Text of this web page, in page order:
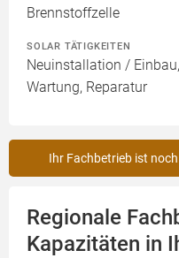
Brennstoffzelle
SOLAR TÄTIGKEITEN
Neuinstallation /
Wartung, Reparatur
Ihr Fachbetrieb ist
Regionale
Kapazitäten in